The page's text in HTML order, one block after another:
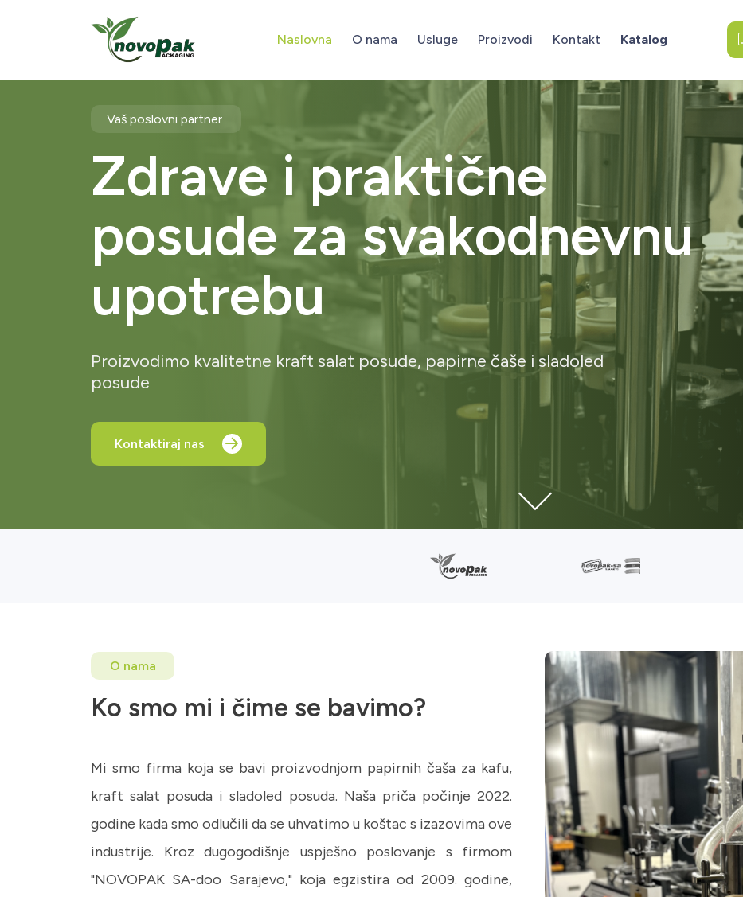
Naslovna O nama Usluge Proizvodi Kontakt Katalog
Vaš poslovni partner
Zdrave i praktične
posude za svakodnevnu
upotrebu
Proizvodimo kvalitetne kraft salat posude, papirne čaše i sladoled
posude
Kontaktiraj nas
O nama
Ko smo mi i čime se bavimo?
Mi smo firma koja se bavi proizvodnjom papirnih čaša za kafu,
kraft salat posuda i sladoled posuda. Naša priča počinje 2022.
godine kada smo odlučili da se uhvatimo u koštac s izazovima ove
industrije. Kroz dugogodišnje uspješno poslovanje s firmom
"NOVOPAK SA-doo Sarajevo," koja egzistira od 2009. godine,